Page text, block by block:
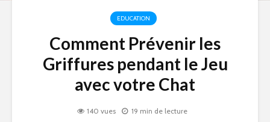
EDUCATION
Comment Prévenir les
Griffures pendant le Jeu
avec votre Chat
140 vues 19 min de lecture